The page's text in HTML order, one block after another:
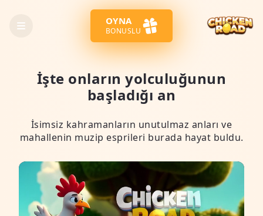
OYNA
BONUSLU
İşte onların yolculuğunun
başladığı an
İsimsiz kahramanların unutulmaz anları ve
mahallenin muzip esprileri burada hayat buldu.